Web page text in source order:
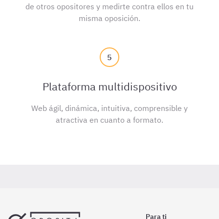
de otros opositores y medirte contra ellos en tu
misma oposición.
5
Plataforma multidispositivo
Web ágil, dinámica, intuitiva, comprensible y
atractiva en cuanto a formato.
Para ti